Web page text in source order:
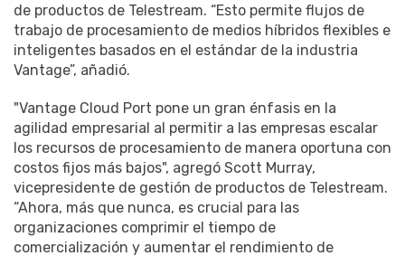
de productos de Telestream. “Esto permite flujos de
trabajo de procesamiento de medios híbridos flexibles e
inteligentes basados ​​en el estándar de la industria
Vantage”, añadió.
"Vantage Cloud Port pone un gran énfasis en la
agilidad empresarial al permitir a las empresas escalar
los recursos de procesamiento de manera oportuna con
costos fijos más bajos", agregó Scott Murray,
vicepresidente de gestión de productos de Telestream.
“Ahora, más que nunca, es crucial para las
organizaciones comprimir el tiempo de
comercialización y aumentar el rendimiento de